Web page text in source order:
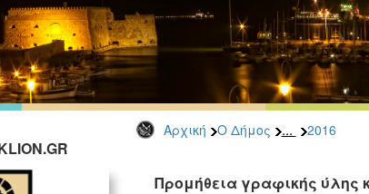
Αρχική Ο Δήμος ... 2016
Προμήθεια γραφικής ύλης